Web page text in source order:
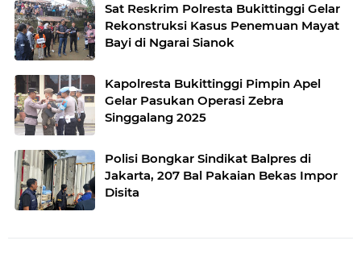
Sat Reskrim Polresta Bukittinggi Gelar
Rekonstruksi Kasus Penemuan Mayat
Bayi di Ngarai Sianok
Kapolresta Bukittinggi Pimpin Apel
Gelar Pasukan Operasi Zebra
Singgalang 2025
Polisi Bongkar Sindikat Balpres di
Jakarta, 207 Bal Pakaian Bekas Impor
Disita